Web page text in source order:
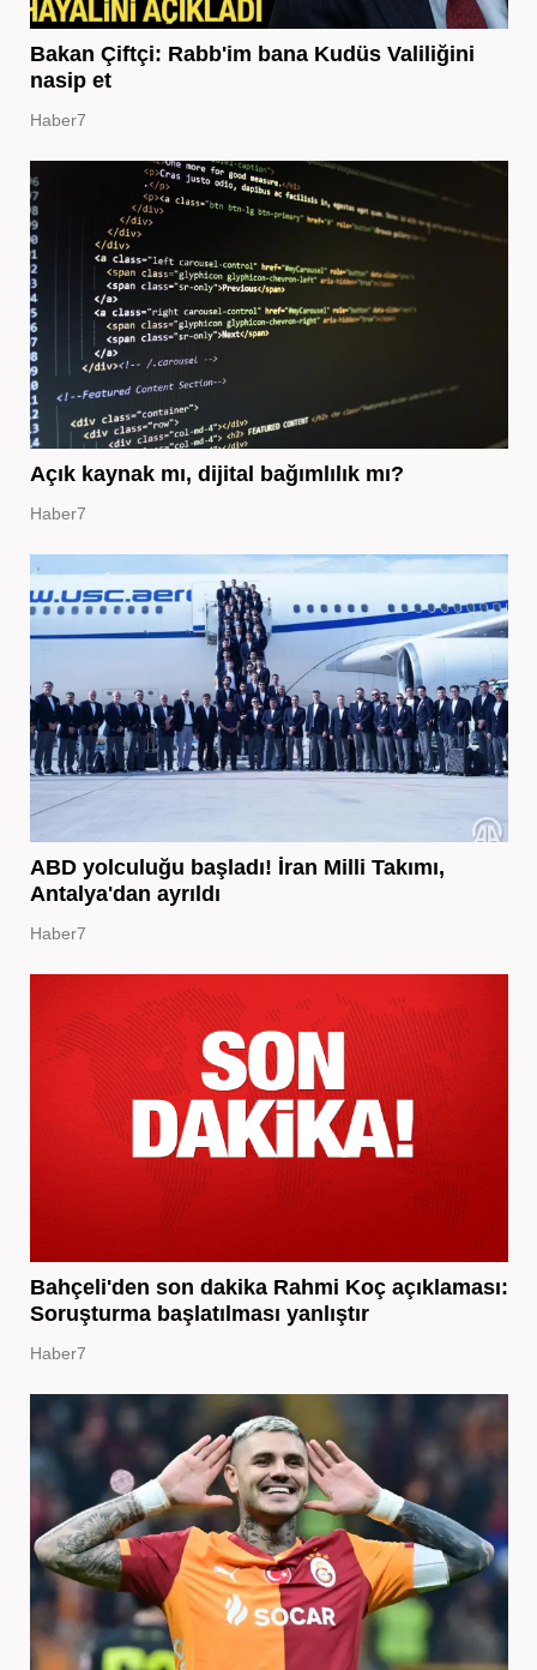
Bakan Çiftçi: Rabb'im bana Kudüs Valiliğini
nasip et
Haber7
Açık kaynak mı, dijital bağımlılık mı?
Haber7
ABD yolculuğu başladı! İran Milli Takımı,
Antalya'dan ayrıldı
Haber7
Bahçeli'den son dakika Rahmi Koç açıklaması:
Soruşturma başlatılması yanlıştır
Haber7